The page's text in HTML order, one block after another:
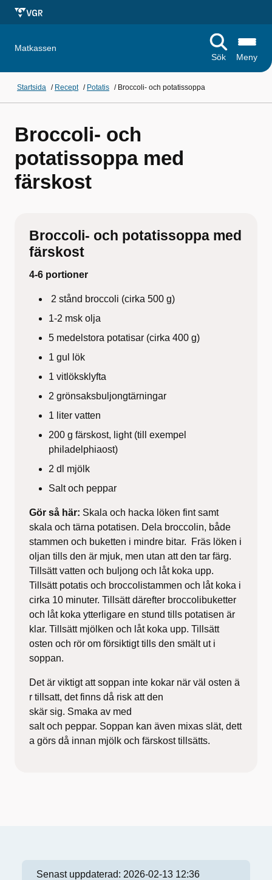
Matkassen
Sök
Meny
Startsida / Recept / Potatis / Broccoli- och potatissoppa
Broccoli- och
potatissoppa med
färskost
Broccoli- och potatissoppa med
färskost
4-6 portioner
2 stånd broccoli (cirka 500 g)
1-2 msk olja
5 medelstora potatisar (cirka 400 g)
1 gul lök
1 vitlöksklyfta
2 grönsaksbuljongtärningar
1 liter vatten
200 g färskost, light(till exempel
philadelphiaost)
2 dl mjölk
Salt och peppar
Gör så här: Skala och hacka löken fint samt
skala och tärna potatisen. Dela broccolin, både
stammen och buketten i mindre bitar. Fräs löken i
oljan tills den är mjuk, men utan att den tar färg.
Tillsätt vatten och buljong och låt koka upp.
Tillsätt potatis och broccolistammen och låt koka i
cirka 10 minuter. Tillsätt därefter broccolibuketter
och låt koka ytterligare en stund tills potatisen är
klar. Tillsätt mjölken och låt koka upp. Tillsätt
osten och rör om försiktigt tills den smält ut i
soppan.
Det är viktigt att soppan inte kokar när väl osten ä
r tillsatt, det finns då risk att den
skär sig. Smaka av med
salt och peppar. Soppan kan även mixas slät, dett
a görs då innan mjölk och färskost tillsätts.
Senast uppdaterad: 2026-02-13 12:36